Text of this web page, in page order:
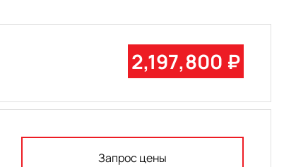
2,197,800 ₽
Запрос цены